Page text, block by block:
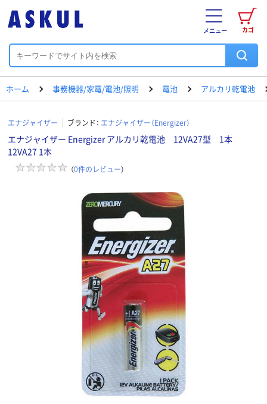
カゴ
メニュー
ホーム 事務機器/家電/電池/照明 電池 アルカリ乾電池
エナジャイザー ブランド： エナジャイザー（Energizer）
エナジャイザー Energizer アルカリ乾電池 12VA27型 1本
12VA27 1本
（0件のレビュー）